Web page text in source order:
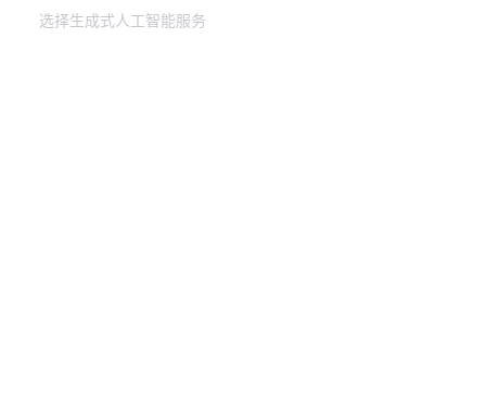
选择生成式人工智能服务